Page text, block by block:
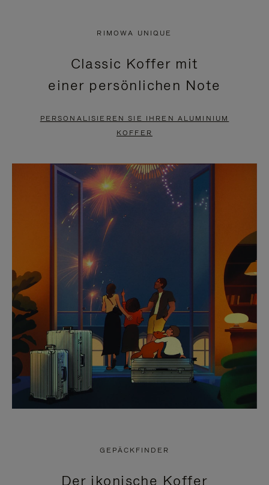
PAUSIERT,
BITTE
DRÜCKEN
ANZUHALTEN
KLICKEN
SIE
ZUM
AUFHEBEN
STUMMSCHALTUNG
RIMOWA UNIQUE
Classic Koffer mit
einer persönlichen Note
PERSONALISIEREN SIE IHREN ALUMINIUM
KOFFER
GEPÄCKFINDER
Der ikonische Koffer